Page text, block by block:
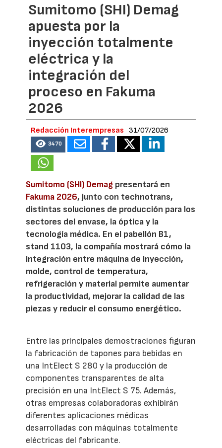
Sumitomo (SHI) Demag
apuesta por la
inyección totalmente
eléctrica y la
integración del
proceso en Fakuma
2026
Redacción Interempresas 31/07/2026
3470
Sumitomo (SHI) Demag presentará en
Fakuma 2026, junto con technotrans,
distintas soluciones de producción para los
sectores del envase, la óptica y la
tecnología médica. En el pabellón B1,
stand 1103, la compañía mostrará cómo la
integración entre máquina de inyección,
molde, control de temperatura,
refrigeración y material permite aumentar
la productividad, mejorar la calidad de las
piezas y reducir el consumo energético.
Entre las principales demostraciones figuran
la fabricación de tapones para bebidas en
una IntElect S 280 y la producción de
componentes transparentes de alta
precisión en una IntElect S 75. Además,
otras empresas colaboradoras exhibirán
diferentes aplicaciones médicas
desarrolladas con máquinas totalmente
eléctricas del fabricante.